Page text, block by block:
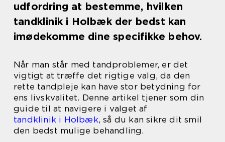
udfordring at bestemme, hvilken
tandklinik i Holbæk der bedst kan
imødekomme dine specifikke behov.
Når man står med tandproblemer, er det
vigtigt at træffe det rigtige valg, da den
rette tandpleje kan have stor betydning for
ens livskvalitet. Denne artikel tjener som din
guide til at navigere i valget af
tandklinik i Holbæk, så du kan sikre dit smil
den bedst mulige behandling.